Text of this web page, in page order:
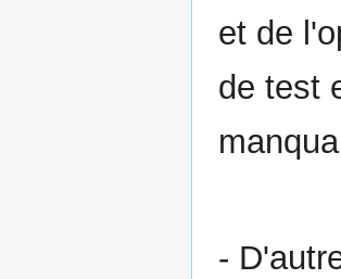
et de
de test
-